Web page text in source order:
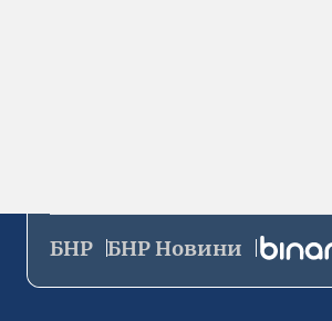
БНР БНР Новини